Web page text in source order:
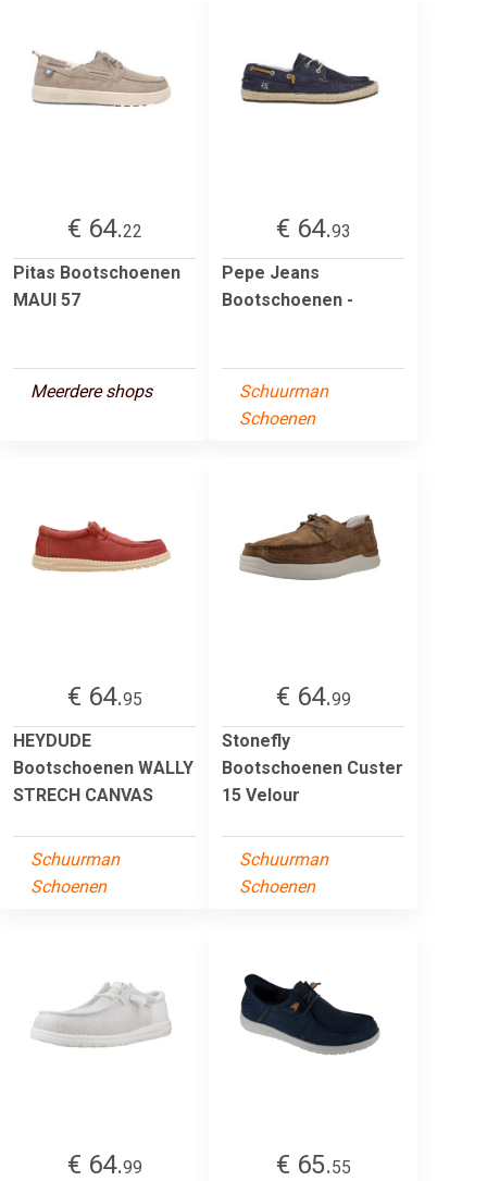
€ 64.22
Pitas Bootschoenen
MAUI 57
Meerdere shops
€ 64.93
Pepe Jeans
Bootschoenen -
Schuurman
Schoenen
€ 64.95
HEYDUDE
Bootschoenen WALLY
STRECH CANVAS
Schuurman
Schoenen
€ 64.99
Stonefly
Bootschoenen Custer
15 Velour
Schuurman
Schoenen
€ 64.99
€ 65.55